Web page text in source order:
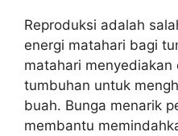
Reproduksi adalah
energi matahari bagi
matahari
tumbuhan untuk
buah. Bunga menarik
membantu